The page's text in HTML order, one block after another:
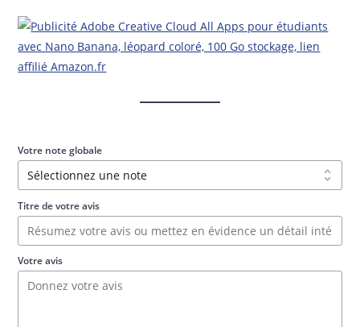
Votre note globale
Titre de votre avis
Votre avis